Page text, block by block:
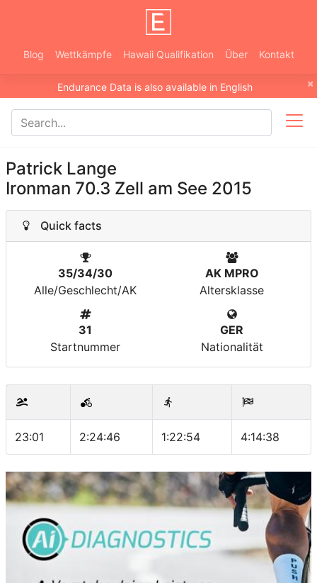
Blog Wettkämpfe Hawaii Qualifikation Über Kontakt
×
Endurance Data is also available in English
Patrick Lange
Ironman 70.3 Zell am See 2015
Quick facts
35/34/30
Alle/Geschlecht/AK
AK MPRO
Altersklasse
31
Startnummer
GER
Nationalität
23:01 2:24:46 1:22:54 4:14:38